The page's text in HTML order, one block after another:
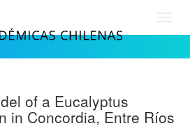
of a Eucalyptus
in Concordia, Entre Ríos